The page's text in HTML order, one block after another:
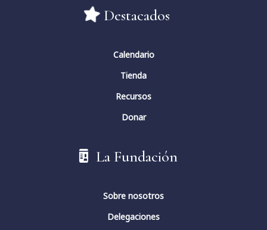
Destacados
Calendario
Tienda
Recursos
Donar
La Fundación
Sobre nosotros
Delegaciones